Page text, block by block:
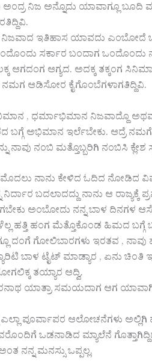
ನಿಜ ಅನ್ನೊದು ಯಾವಾಗ್ಲೂ ಬೂದಿ
ಇತಿಹಾಸ ಯಾವದು ಎಂಬೋದೆ
ಸರ್ಕಾರ ಬಂದಾಗ
ಆಗದಂಗ ಆಗ್ಯದ. ಅದಕ್ಕ ತಕ್ಕಂಗ
ನಮಗ ಆಡಿಸೋರ ಕೈಗೊಂಬೆಗಳಾಗತಿದ್ದಿವಿ.
, ಧರ್ಮಾಭಿಮಾನ ನಿಜವಾದ್ದೊ
ಬಗ್ಗೆ ಅಭಿಮಾನ ಇರ್ಲೆಬೇಕು. ಆದ್ರೆ
ನಂಬಿ ಮತ್ತೊಬ್ಬರಿಗಿ ನಂಬಿಸಿ ಕ್ಲೇಶ
ಮೊದಲು ನಾನು ಕೇಳಿದ ಓದಿದ
ನಿರ್ದಾರ ಬದಲಾದದ್ದು ನಾನು ಆ ರಾಜ್ಯಕ್ಕೆ
ಅಂಬೋದು ನನ್ನ ಬಾಳ ದಿನಗಳ
ಹತ್ತಿ ಹಂಗ ಮೆತ್ತೊಕೊಂಡ ಹಿಮದ
ದಂಗೆ ಗೋಲಿಬಾರಗಳು ಇರತವ ,
ಬಾಳ ಟೈಟ್ ಮಾಡ್ಯಾರ , ಏನು
ತಯ್ಯಾರ ಆದ್ವಿ.
ಯಾತ್ರಾ ಸಮಯದಾಗ ಆಗ
ಎಲ್ಲಾ ಪೂರ್ವಾಪರ ಆಲೋಚನೆಗಳು
ಒಡನಾಡಿದ ಮ್ಯಾಲೆನೆ
ನನ್ನ ಮನಸ್ಸು ಒಪ್ಪಲ್ಲ.